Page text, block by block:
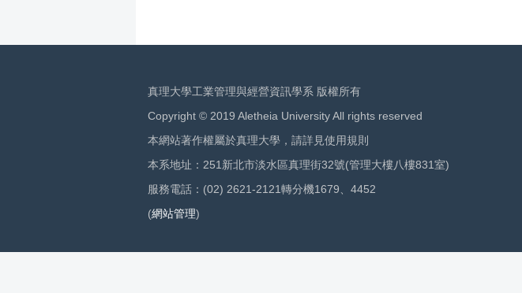
真理大學工業管理與經營資訊學系 版權所有
Copyright © 2019 Aletheia University All rights reserved
本網站著作權屬於真理大學，請詳見使用規則
本系地址：251新北市淡水區真理街32號(管理大樓八樓831室)
服務電話：(02) 2621-2121轉分機1679、4452
(網站管理)